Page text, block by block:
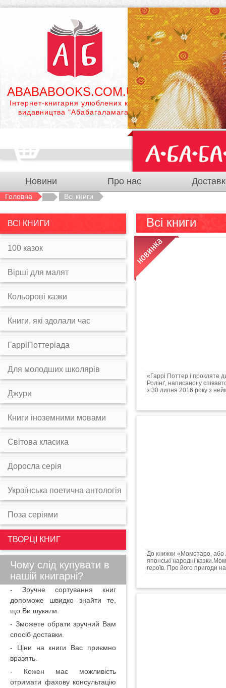
ABABABOOKS.COM.UA
Інтернет-книгарня улюблених книг
видавництва "Абабагаламага"
Новини Про нас
Головна Всі книги
Всі книги
«Гаррі Поттер і прокляте
Ролінґ, написаної у
з 30 липня 2016 року з
До книжки «Момотаро, або
японські народні
героїв. Про його пригоди
ВСІ КНИГИ
100 казок
Вірші для малят
Кольорові казки
Книги, які здолали час
ГарріПоттеріада
Для молодших школярів
Джури
Книги іноземними мовами
Світова класика
Доросла серія
Українська поетична антологія
Поза серіями
ТВОРЦІ КНИГ
Чому слід купувати в
нашій книгарні?
- Зручне сортування книг
допоможе швидко знайти те,
що Ви шукали.
- Зможете обрати зручний Вам
спосіб доставки.
- Ціни на книги Вас приємно
вразять.
- Кожен має можливість
отримати фахову консультацію